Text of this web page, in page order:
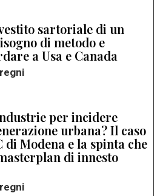
sartoriale di un
di metodo e
a Usa e Canada
per incidere
urbana? Il caso
di Modena e la spinta che
di innesto